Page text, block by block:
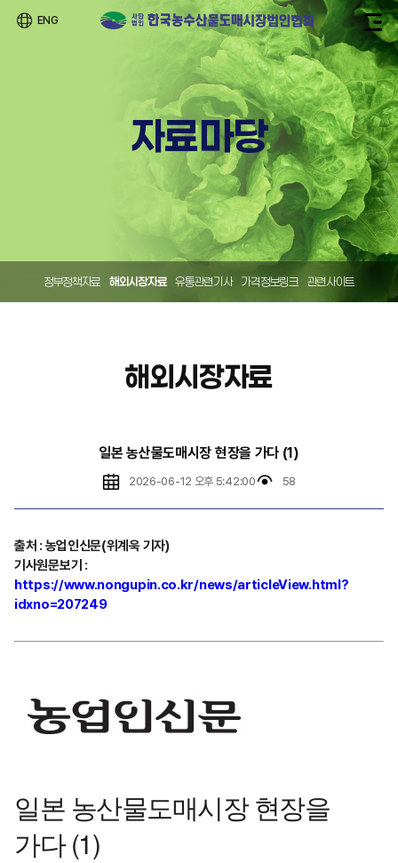
ENG
자료마당
정부정책자료 해외시장자료 유통관련기사 가격정보링크 관련사이트
해외시장자료
일본 농산물도매시장 현장을 가다 (1)
2026-06-12 오후 5:42:00 58
출처 : 농업인신문(위계욱 기자)
기사원문보기 :
https://www.nongupin.co.kr/news/articleView.html?
idxno=207249
일본 농산물도매시장 현장을
가다 (1)